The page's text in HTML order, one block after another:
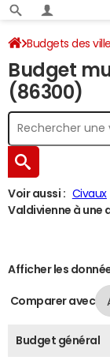
Budgets des
Budget
(86300)
Voir aussi : Civaux
Valdivienne à une
Afficher les
Comparer avec
Budget général